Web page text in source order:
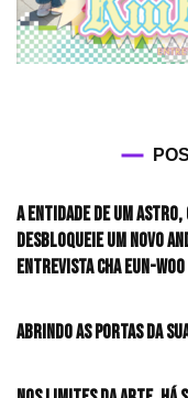
A entidade de um
desbloqueie um novo
Entrevista CHA EUN-WOO
Abrindo as portas da